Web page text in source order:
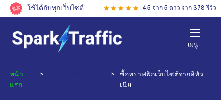
ใช้ได้กับทุกเว็บไซต์ 4.5 จาก 5 ดาว จาก 378 รีวิว
เมนู
หน้า
แรก
> >
ซื้อทราฟฟิกเว็บไซต์จากลิทัว
เนีย